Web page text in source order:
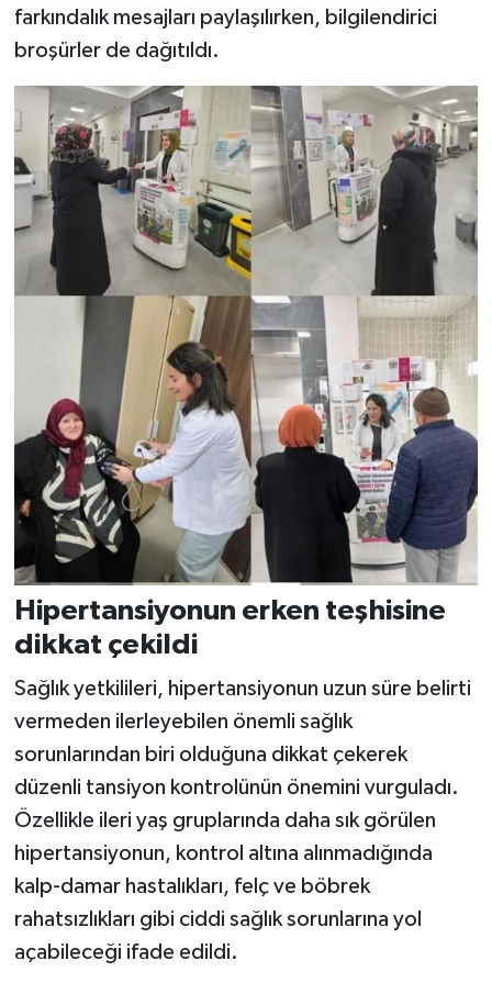
farkındalık mesajları paylaşılırken, bilgilendirici
broşürler de dağıtıldı.
Hipertansiyonun erken teşhisine
dikkat çekildi
Sağlık yetkilileri, hipertansiyonun uzun süre belirti
vermeden ilerleyebilen önemli sağlık
sorunlarından biri olduğuna dikkat çekerek
düzenli tansiyon kontrolünün önemini vurguladı.
Özellikle ileri yaş gruplarında daha sık görülen
hipertansiyonun, kontrol altına alınmadığında
kalp-damar hastalıkları, felç ve böbrek
rahatsızlıkları gibi ciddi sağlık sorunlarına yol
açabileceği ifade edildi.